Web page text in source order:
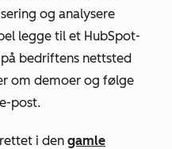
og analysere
legge til et HubSpot-
bedriftens nettsted
om demoer og følge
post.
i den gamle